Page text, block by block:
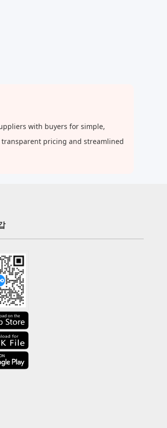
with buyers for simple,
pricing and streamlined